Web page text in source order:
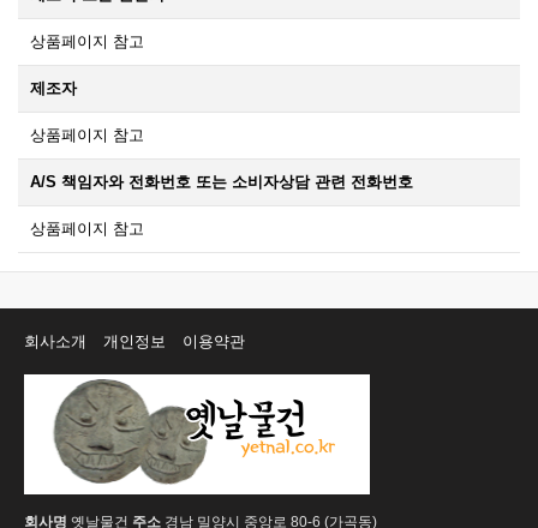
상품페이지 참고
제조자
상품페이지 참고
A/S 책임자와 전화번호 또는 소비자상담 관련 전화번호
상품페이지 참고
회사소개 개인정보 이용약관
회사명 옛날물건 주소 경남 밀양시 중앙로 80-6 (가곡동)